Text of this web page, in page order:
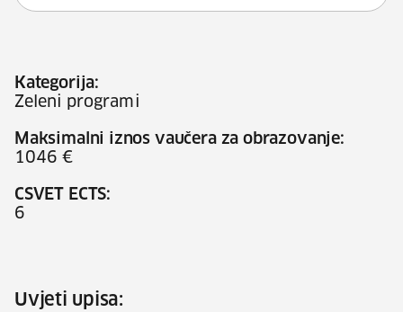
Kategorija:
Zeleni programi
Maksimalni iznos vaučera za obrazovanje:
1046 €
CSVET ECTS:
6
Uvjeti upisa: